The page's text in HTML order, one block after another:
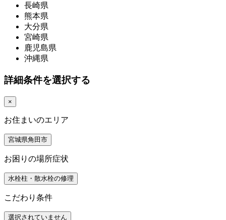
長崎県
熊本県
大分県
宮崎県
鹿児島県
沖縄県
詳細条件を選択する
×
お住まいのエリア
宮城県角田市
お困りの場所症状
水栓柱・散水栓の修理
こだわり条件
選択されていません